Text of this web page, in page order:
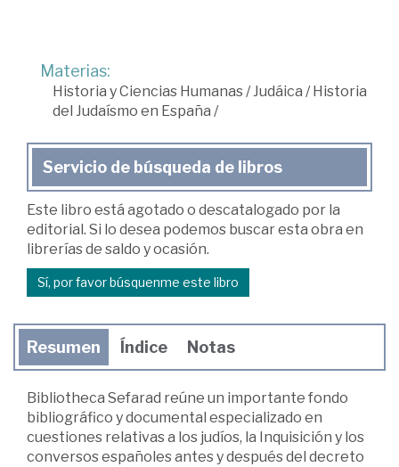
Materias:
Historia y Ciencias Humanas/Judáica /Historia
del Judaísmo en España /
Servicio de búsqueda de libros
Este libro está agotado o descatalogado por la
editorial. Si lo desea podemos buscar esta obra en
librerías de saldo y ocasión.
Sí, por favor búsquenme este libro
Resumen Índice Notas
Bibliotheca Sefarad reúne un importante fondo
bibliográfico y documental especializado en
cuestiones relativas a los judíos, la Inquisición y los
conversos españoles antes y después del decreto